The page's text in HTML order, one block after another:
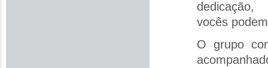
dedicação,
vocês
O grupo